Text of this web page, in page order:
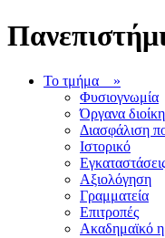
Το τμήμα »
Φυσιογνωμία
Όργανα
Διασφάλιση
Ιστορικό
Αξιολόγηση
Γραμματεία
Επιτροπές
Ακαδημαϊκό